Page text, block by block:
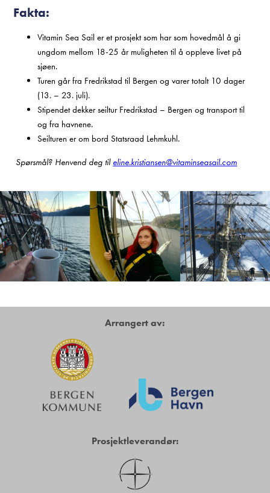
Fakta:
Vitamin Sea Sail er et prosjekt som har som hovedmål å gi
ungdom mellom 18-25 år muligheten til å oppleve livet på
sjøen.
Turen går fra Fredrikstad til Bergen og varer totalt 10 dager
(13. – 23. juli).
Stipendet dekker seiltur Fredrikstad – Bergen og transport til
og fra havnene.
Seilturen er om bord Statsraad Lehmkuhl.
Spørsmål? Henvend deg til eline.kristiansen@vitaminseasail.com
Arrangert av:
Prosjektleverandør: